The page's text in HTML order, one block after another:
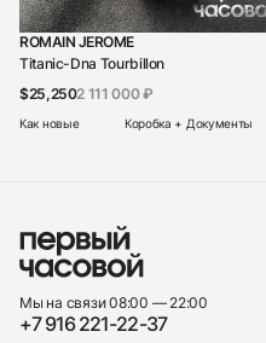
ROMAIN JEROME
Titanic-Dna Tourbillon
$25,2502 111 000 ₽
Как новые Коробка + Документы
Мы на связи 08:00 — 22:00
+7 916 221-22-37